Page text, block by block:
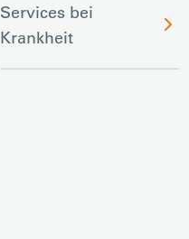
Services bei
Krankheit